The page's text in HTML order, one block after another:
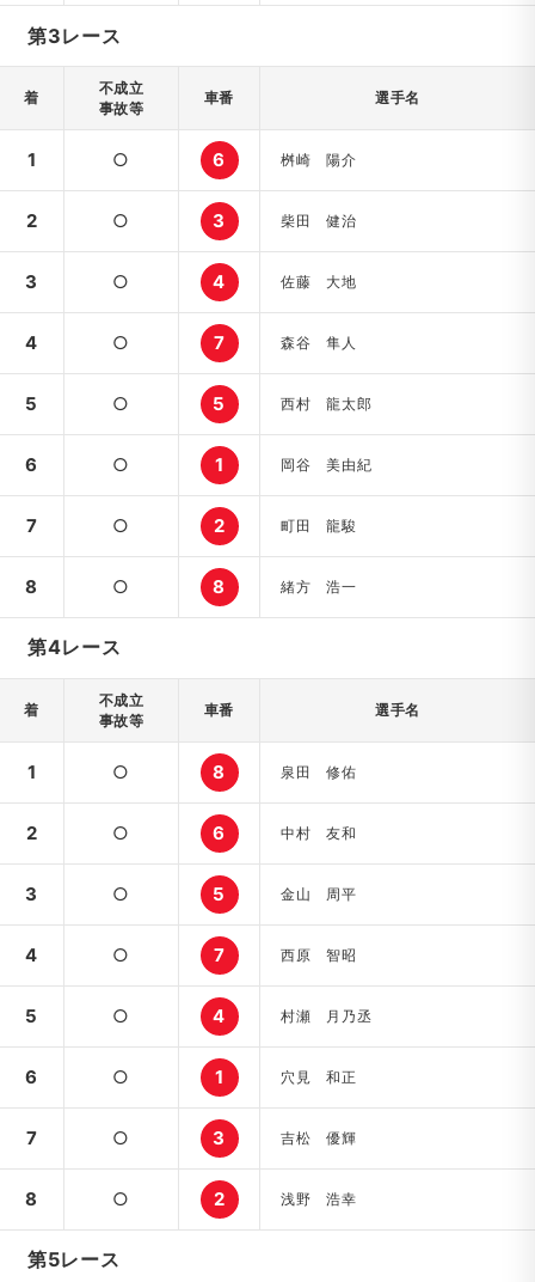
第3レース
着
不成立
事故等
車番 選手名
1 ○ 6 桝崎 陽介
2 ○ 3 柴田 健治
3 ○ 4 佐藤 大地
4 ○ 7 森谷 隼人
5 ○ 5 西村 龍太郎
6 ○ 1 岡谷 美由紀
7 ○ 2 町田 龍駿
8 ○ 8 緒方 浩一
第4レース
着
不成立
事故等
車番 選手名
1 ○ 8 泉田 修佑
2 ○ 6 中村 友和
3 ○ 5 金山 周平
4 ○ 7 西原 智昭
5 ○ 4 村瀬 月乃丞
6 ○ 1 穴見 和正
7 ○ 3 吉松 優輝
8 ○ 2 浅野 浩幸
第5レース